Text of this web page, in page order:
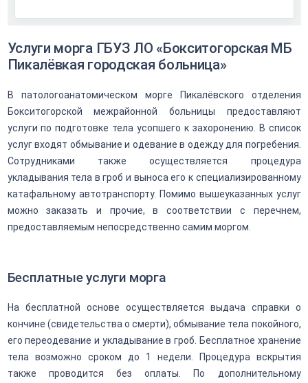
Услуги морга ГБУЗ ЛО «Бокситогорская МБ
Пикалёвкая городская больница»
В патологоанатомическом морге Пикалёвского отделения
Бокситогорской межрайонной больницы предоставляют
услуги по подготовке тела усопшего к захоронению. В список
услуг входят обмывание и одевание в одежду для погребения.
Сотрудниками также осуществляется процедура
укладывания тела в гроб и выноса его к специализированному
катафальному автотранспорту. Помимо вышеуказанных услуг
можно заказать и прочие, в соответствии с перечнем,
предоставляемым непосредственно самим моргом.
Бесплатные услуги морга
На бесплатной основе осуществляется выдача справки о
кончине (свидетельства о смерти), обмывание тела покойного,
его переодевание и укладывание в гроб. Бесплатное хранение
тела возможно сроком до 1 недели. Процедура вскрытия
также проводится без оплаты. По дополнительному